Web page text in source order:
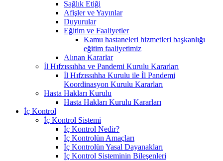
Sağlık Etiği
Afişler ve Yayınlar
Duyurular
Eğitim ve Faaliyetler
Kamu hastaneleri hizmetleri başkanlığı
eğitim faaliyetimiz
Alınan Kararlar
İl Hıfzıssıhha ve Pandemi Kurulu Kararları
İl Hıfzıssıhha Kurulu ile İl Pandemi
Koordinasyon Kurulu Kararları
Hasta Hakları Kurulu
Hasta Hakları Kurulu Kararları
İç Kontrol
İç Kontrol Sistemi
İç Kontrol Nedir?
İç Kontrolün Amaçları
İç Kontrolün Yasal Dayanakları
İç Kontrol Sisteminin Bileşenleri